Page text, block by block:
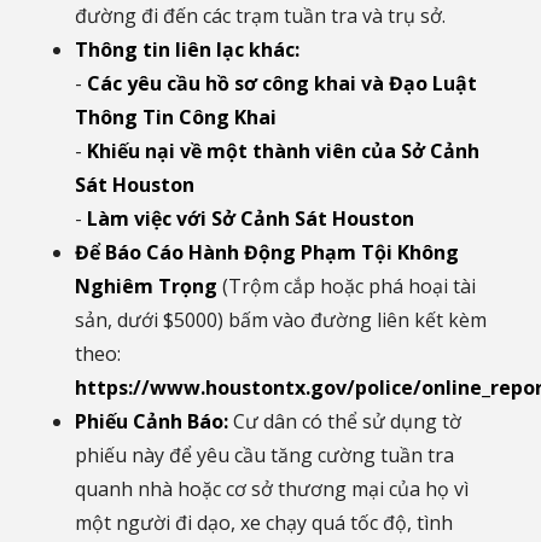
đường đi đến các trạm tuần tra và trụ sở.
Thông tin liên lạc khác:
- Các yêu cầu hồ sơ công khai và Đạo Luật
Thông Tin Công Khai
- Khiếu nại về một thành viên của Sở Cảnh
Sát Houston
- Làm việc với Sở Cảnh Sát Houston
Để Báo Cáo Hành Động Phạm Tội Không
Nghiêm Trọng(Trộm cắp hoặc phá hoại tài
sản, dưới $5000) bấm vào đường liên kết kèm
theo:
https://www.houstontx.gov/police/
Phiếu Cảnh Báo:Cư dân có thể sử dụng tờ
phiếu này để yêu cầu tăng cường tuần tra
quanh nhà hoặc cơ sở thương mại của họ vì
một người đi dạo, xe chạy quá tốc độ, tình